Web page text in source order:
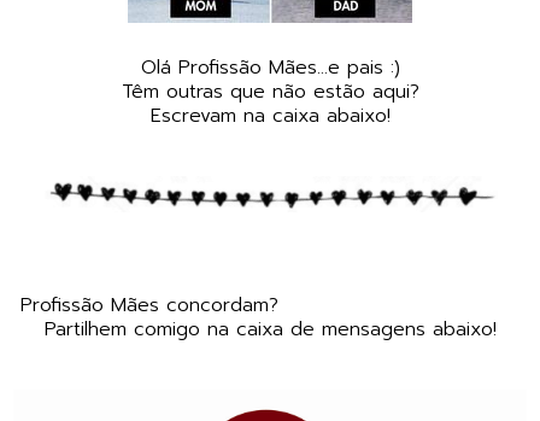
Olá Profissão Mães...e pais :)
Têm outras que não estão aqui?
Escrevam na caixa abaixo!
Profissão Mães concordam?
Partilhem comigo na caixa de mensagens abaixo!